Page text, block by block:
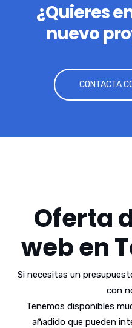
¿Quieres
nuevo
CONTACTA
Oferta
web en
Si necesitas un
con
Tenemos disponibles
añadido que pueden